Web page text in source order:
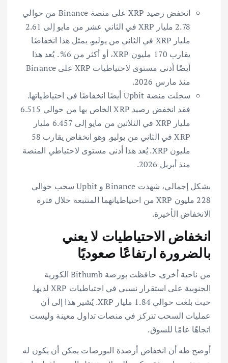
انخفض رصيد XRP على منصة Binance من حوالي
2.78 مليار XRP في الثاني عشر من مايو إلى 2.61
مليار XRP في الثاني من يوليو. يمثل هذا انخفاضًا
يقارب 170 مليون XRP، أو أكثر من 6% . يُعد هذا
أيضًا أدنى مستوى لاحتياطيات XRP على Binance
منذ مارس 2026.
سجلت منصة Upbit أيضًا انخفاضًا في احتياطياتها.
فقد انخفض رصيد XRP الخاص بها من حوالي 6.515
مليار XRP في الثلاثين من مايو إلى 6.457 مليار
XRP في الثاني من يوليو. وهو انخفاض يقارب 58
مليون XRP. يُعد هذا أدنى مستوى لاحتياطي المنصة
منذ أبريل 2026.
بشكل إجمالي، شهدت Binance و Upbit سحب حوالي
228 مليون XRP من احتياطياتهما المتتبعة خلال فترة
الانخفاض الأخيرة.
انخفاض الاحتياطيات لا يعني
بالضرورة ارتفاعًا صعوديًا
من ناحية أخرى. حافظت بورصة Bithumb الكورية
الجنوبية على استقرار نسبي في احتياطيات XRP لديها.
حيث بلغت حوالي 1.84 مليار XRP. يُشير هذا إلى أن
عمليات السحب تتركز في منصات تداول معينة وليست
اتجاهًا عامًا للسوق.
أوضح طه أن انخفاض أرصدة البورصات يمكن أن يكون له